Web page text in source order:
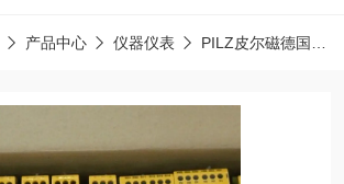
产品中心 仪器仪表 PILZ皮尔磁德国